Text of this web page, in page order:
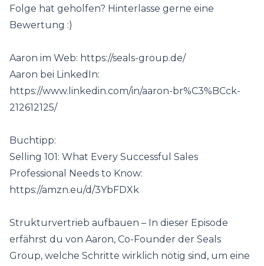
Folge hat geholfen? Hinterlasse gerne eine
Bewertung :)
Aaron im Web: https://seals-group.de/
Aaron bei LinkedIn:
https://www.linkedin.com/in/aaron-br%C3%BCck-
212612125/
Buchtipp:
Selling 101: What Every Successful Sales
Professional Needs to Know:
https://amzn.eu/d/3YbFDXk
Strukturvertrieb aufbauen – In dieser Episode
erfährst du von Aaron, Co-Founder der Seals
Group, welche Schritte wirklich nötig sind, um eine